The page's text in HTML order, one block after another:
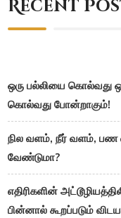
Recent
ஒரு பல்லியை கொல்வது
கொல்வது போன்றாகும்!
நில வளம், நீர் வளம், பண
வேண்டுமா?
எதிரிகளின்
பின்னால் கூறப்படும்